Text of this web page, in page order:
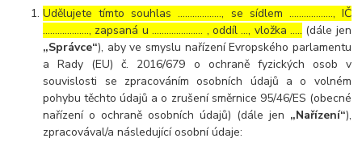
Udělujete tímto souhlas ……………..., se sídlem ………………, IČ
………………., zapsaná u ………………… , oddíl …, vložka ….. (dále jen
„Správce“), aby ve smyslu nařízení Evropského parlamentu
a Rady (EU) č. 2016/679 o ochraně fyzických osob v
souvislosti se zpracováním osobních údajů a o volném
pohybu těchto údajů a o zrušení směrnice 95/46/ES (obecné
nařízení o ochraně osobních údajů) (dále jen „Nařízení“),
zpracovával/a následující osobní údaje: